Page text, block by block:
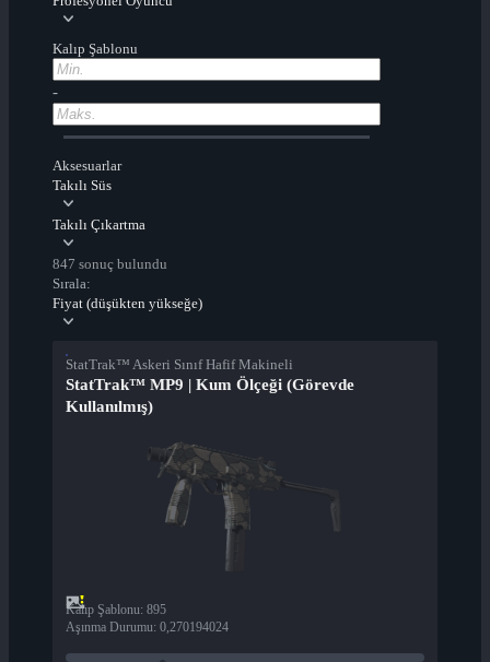
Kalıp Şablonu
-
Aksesuarlar
Takılı Süs
Takılı Çıkartma
847 sonuç bulundu
Sırala:
Fiyat (düşükten yükseğe)
StatTrak™ Askeri Sınıf Hafif Makineli
StatTrak™ MP9 | Kum Ölçeği (Görevde
Kullanılmış)
Kalıp Şablonu: 895
Aşınma Durumu: 0,270194024